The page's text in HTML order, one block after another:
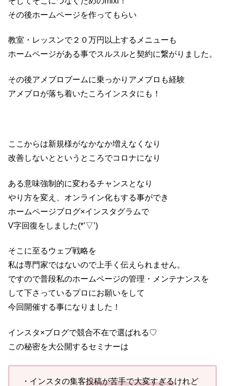
その後ホームページを作ってもらい
教室・レッスンで２０万円以上するメニューも
ホームページがある事でスルスルと契約に繋がりました。
その後アメブロブームに乗っかりアメブロも経験
アメブロが落ち着いたころインスタにも！
ここからは新規様がなかなか増えなくなり
改善しないとというところでコロナになり
ある意味強制的に変わるチャンスとなり
やり方を変え、オンライン化もする事ができ
ホームページブログ×インスタグラムで
V字回復をしました(*’▽’)
そこに至るウェブ戦略を
私は専門家ではないので上手く伝えられません。
ですので普段私のホームページの管理・メンテナンスを
して下さっているプロにお願いをして
今回開催する事になりました！
インスタ×ブログで競合不在で選ばれる♡
この秘密を大公開するセミナーは
・インスタの集客投稿が苦手で大変すぎるけれど